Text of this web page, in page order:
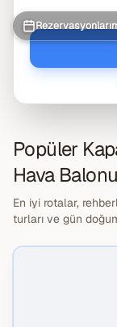
536583
630
Rehberli
Popüler
Hava
En iyi rotalar,
turları ve gün